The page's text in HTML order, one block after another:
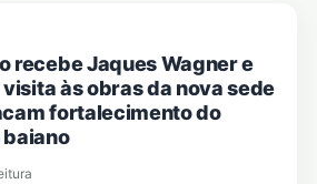
recebe Jaques Wagner e
às obras da nova sede
fortalecimento do